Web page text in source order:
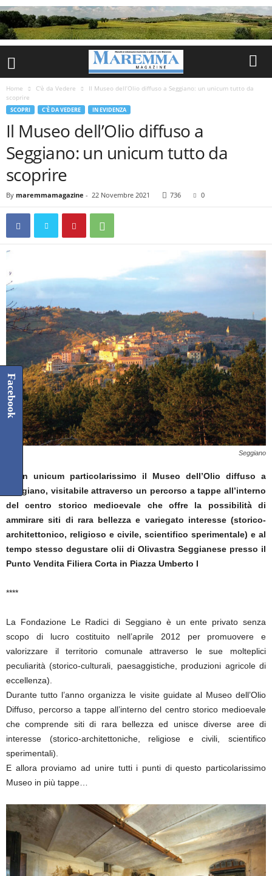
Home C'è da Vedere
Il Museo dell’Olio diffuso a Seggiano: un unicum tutto da
scoprire
SCOPRI C'È DA VEDERE IN EVIDENZA
Il Museo dell’Olio diffuso a
Seggiano: un unicum tutto da
scoprire
By maremmamagazine - 22 Novembre 2021 736 0
Seggiano
È un unicum particolarissimo il Museo dell’Olio diffuso a
Seggiano, visitabile attraverso un percorso a tappe all’interno
del centro storico medioevale che offre la possibilità di
ammirare siti di rara bellezza e variegato interesse (storico-
architettonico, religioso e civile, scientifico sperimentale) e al
tempo stesso degustare olii di Olivastra Seggianese presso il
Punto Vendita Filiera Corta in Piazza Umberto I
****
La Fondazione Le Radici di Seggiano è un ente privato senza
scopo di lucro costituito nell’aprile 2012 per promuovere e
valorizzare il territorio comunale attraverso le sue molteplici
peculiarità (storico-culturali, paesaggistiche, produzioni agricole di
eccellenza).
Durante tutto l’anno organizza le visite guidate al Museo dell’Olio
Diffuso, percorso a tappe all’interno del centro storico medioevale
che comprende siti di rara bellezza ed unisce diverse aree di
interesse (storico-architettoniche, religiose e civili, scientifico
sperimentali).
E allora proviamo ad unire tutti i punti di questo particolarissimo
Museo in più tappe…
Facebook